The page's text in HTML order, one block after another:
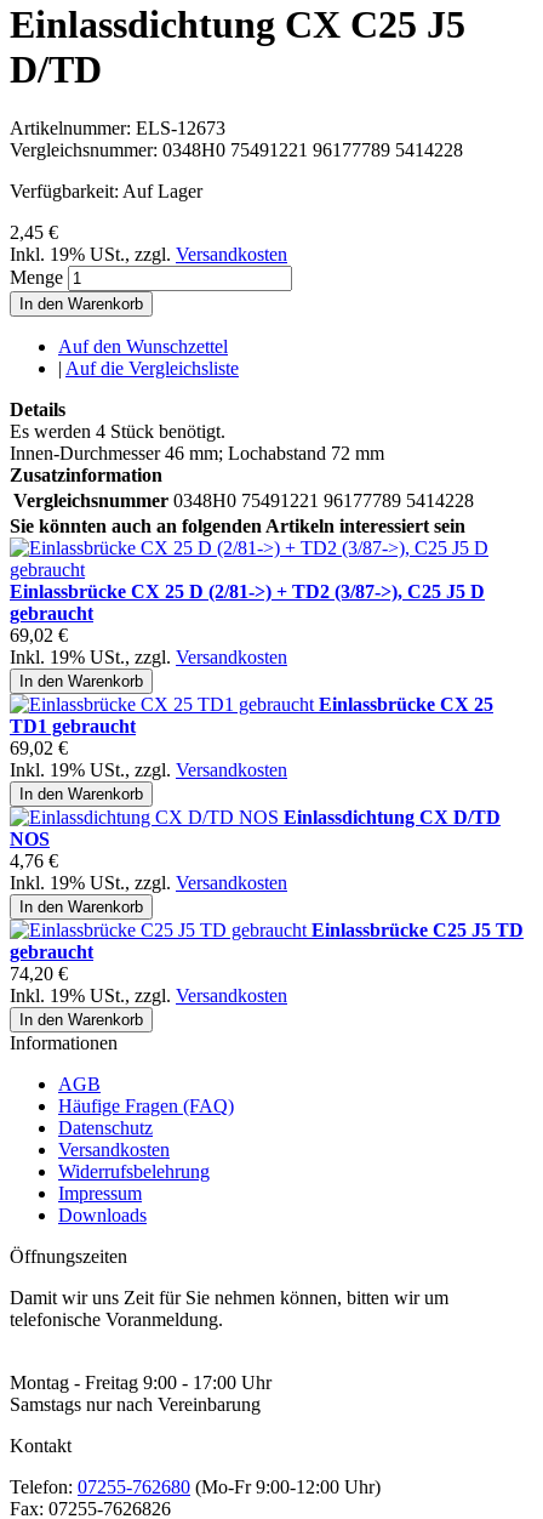
Einlassdichtung CX C25 J5
D/TD
Artikelnummer: ELS-12673
Vergleichsnummer: 0348H0 75491221 96177789 5414228
Verfügbarkeit: Auf Lager
2,45 €
Inkl. 19% USt., zzgl. Versandkosten
Menge
In den Warenkorb
Auf den Wunschzettel
| Auf die Vergleichsliste
Details
Es werden 4 Stück benötigt.
Innen-Durchmesser 46 mm; Lochabstand 72 mm
Zusatzinformation
Vergleichsnummer 0348H0 75491221 96177789 5414228
Sie könnten auch an folgenden Artikeln interessiert sein
Einlassbrücke CX 25 D (2/81->) + TD2 (3/87->), C25 J5 D
gebraucht
69,02 €
Inkl. 19% USt., zzgl. Versandkosten
In den Warenkorb
Einlassbrücke CX 25
TD1 gebraucht
69,02 €
Inkl. 19% USt., zzgl. Versandkosten
In den Warenkorb
Einlassdichtung CX D/TD
NOS
4,76 €
Inkl. 19% USt., zzgl. Versandkosten
In den Warenkorb
Einlassbrücke C25 J5 TD
gebraucht
74,20 €
Inkl. 19% USt., zzgl. Versandkosten
In den Warenkorb
Informationen
AGB
Häufige Fragen (FAQ)
Datenschutz
Versandkosten
Widerrufsbelehrung
Impressum
Downloads
Öffnungszeiten
Damit wir uns Zeit für Sie nehmen können, bitten wir um
telefonische Voranmeldung.
Montag - Freitag 9:00 - 17:00 Uhr
Samstags nur nach Vereinbarung
Kontakt
Telefon: 07255-762680 (Mo-Fr 9:00-12:00 Uhr)
Fax: 07255-7626826